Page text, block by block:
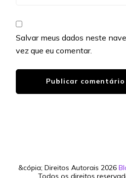
Salvar meus dados neste
vez que eu comentar.
&cópia; Direitos Autorais 2026
Todos os direitos